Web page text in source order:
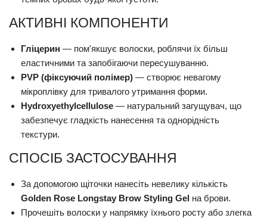
АКТИВНІ КОМПОНЕНТИ
Гліцерин — пом'якшує волоски, роблячи їх більш
еластичними та запобігаючи пересушуванню.
PVP (фіксуючий полімер) — створює невагому
мікроплівку для тривалого утримання форми.
Hydroxyethylcellulose — натуральний загущувач, що
забезпечує гладкість нанесення та однорідність
текстури.
СПОСІБ ЗАСТОСУВАННЯ
За допомогою щіточки нанесіть невелику кількість
Golden Rose Longstay Brow Styling Gel на брови.
Прочешіть волоски у напрямку їхнього росту або злегка